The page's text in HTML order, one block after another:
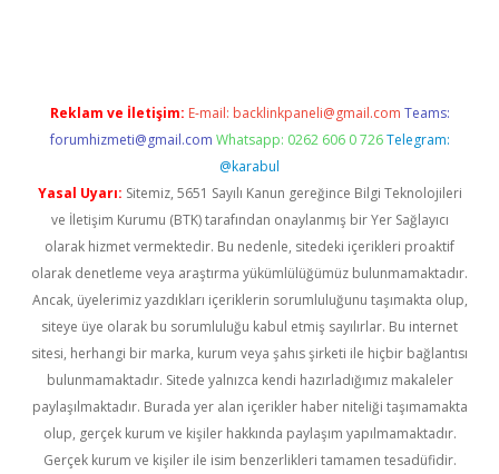
Reklam ve İletişim: E-mail: backlinkpaneli@gmail.com Teams:
forumhizmeti@gmail.com Whatsapp: 0262 606 0 726 Telegram:
@karabul
Yasal Uyarı: Sitemiz, 5651 Sayılı Kanun gereğince Bilgi Teknolojileri
ve İletişim Kurumu (BTK) tarafından onaylanmış bir Yer Sağlayıcı
olarak hizmet vermektedir. Bu nedenle, sitedeki içerikleri proaktif
olarak denetleme veya araştırma yükümlülüğümüz bulunmamaktadır.
Ancak, üyelerimiz yazdıkları içeriklerin sorumluluğunu taşımakta olup,
siteye üye olarak bu sorumluluğu kabul etmiş sayılırlar. Bu internet
sitesi, herhangi bir marka, kurum veya şahıs şirketi ile hiçbir bağlantısı
bulunmamaktadır. Sitede yalnızca kendi hazırladığımız makaleler
paylaşılmaktadır. Burada yer alan içerikler haber niteliği taşımamakta
olup, gerçek kurum ve kişiler hakkında paylaşım yapılmamaktadır.
Gerçek kurum ve kişiler ile isim benzerlikleri tamamen tesadüfidir.